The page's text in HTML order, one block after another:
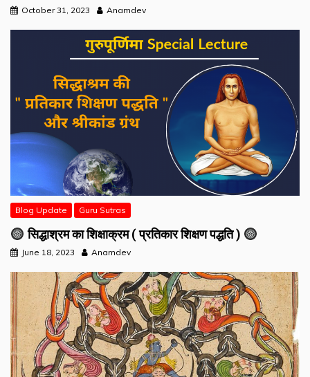
October 31, 2023 Anamdev
Blog Update Guru Sutras
सिद्धाश्रम का शिक्षाक्रम ( प्रतिकार शिक्षण पद्धति )
June 18, 2023 Anamdev